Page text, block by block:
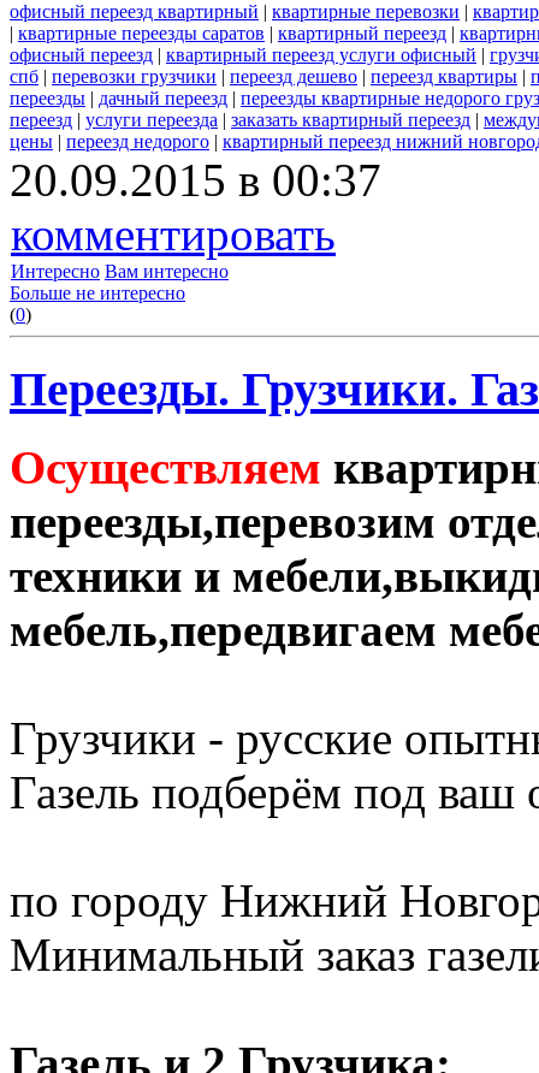
офисный переезд квартирный | квартирные перевозки |
| квартирные переезды саратов | квартирный переезд |
офисный переезд | квартирный переезд услуги офисный |
спб | перевозки грузчики | переезд дешево | переезд квартиры |
переезды | дачный переезд | переезды квартирные недорого
переезд | услуги переезда | заказать квартирный переезд |
цены | переезд недорого | квартирный переезд нижний
20.09.2015 в 00:37
комментировать
Интересно Вам интересно
Больше не интересно
(0)
Переезды. Грузчики.
Осуществляем
переезды,перевозим
техники и
мебель,передвигаем
Грузчики - русские
Газель подберём под
по городу Нижний
Минимальный заказ
Газель и 2 Грузчика: